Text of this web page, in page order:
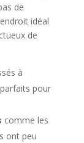
de
idéal
de
à
pour
comme les
ont peu